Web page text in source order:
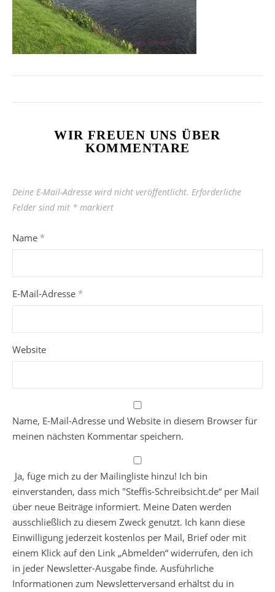
WIR FREUEN UNS ÜBER
KOMMENTARE
Deine E-Mail-Adresse wird nicht veröffentlicht. Erforderliche
Felder sind mit * markiert
Name *
E-Mail-Adresse *
Website
Name, E-Mail-Adresse und Website in diesem Browser für
meinen nächsten Kommentar speichern.
Ja, füge mich zu der Mailingliste hinzu! Ich bin
einverstanden, dass mich "Steffis-Schreibsicht.de“ per Mail
über neue Beiträge informiert. Meine Daten werden
ausschließlich zu diesem Zweck genutzt. Ich kann diese
Einwilligung jederzeit kostenlos per Mail, Brief oder mit
einem Klick auf den Link „Abmelden“ widerrufen, den ich
in jeder Newsletter-Ausgabe finde. Ausführliche
Informationen zum Newsletterversand erhältst du in